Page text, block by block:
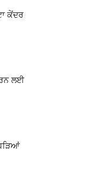
ਕੇਂਦਰ
ਲਈ